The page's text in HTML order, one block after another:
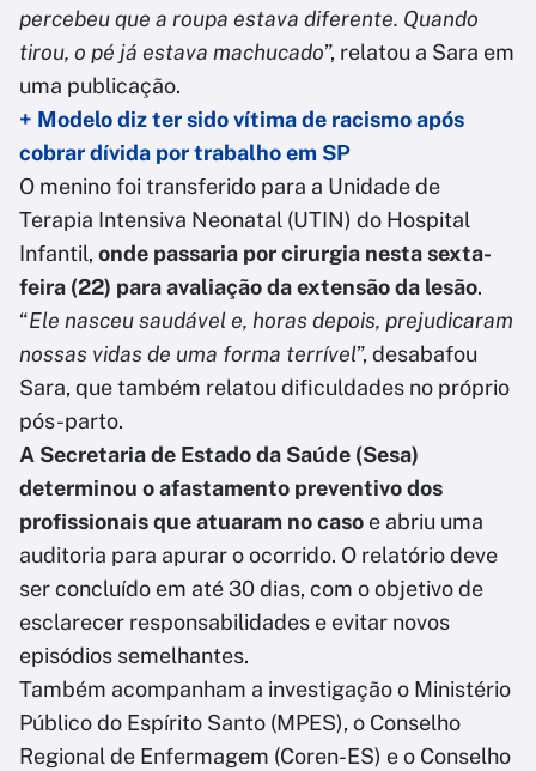
percebeu que a roupa estava diferente. Quando
tirou, o pé já estava machucado”, relatou a Sara em
uma publicação.
+ Modelo diz ter sido vítima de racismo após
cobrar dívida por trabalho em SP
O menino foi transferido para a Unidade de
Terapia Intensiva Neonatal (UTIN) do Hospital
Infantil, onde passaria por cirurgia nesta sexta-
feira (22) para avaliação da extensão da lesão.
“Ele nasceu saudável e, horas depois, prejudicaram
nossas vidas de uma forma terrível”, desabafou
Sara, que também relatou dificuldades no próprio
pós-parto.
A Secretaria de Estado da Saúde (Sesa)
determinou o afastamento preventivo dos
profissionais que atuaram no caso e abriu uma
auditoria para apurar o ocorrido. O relatório deve
ser concluído em até 30 dias, com o objetivo de
esclarecer responsabilidades e evitar novos
episódios semelhantes.
Também acompanham a investigação o Ministério
Público do Espírito Santo (MPES), o Conselho
Regional de Enfermagem (Coren-ES) e o Conselho